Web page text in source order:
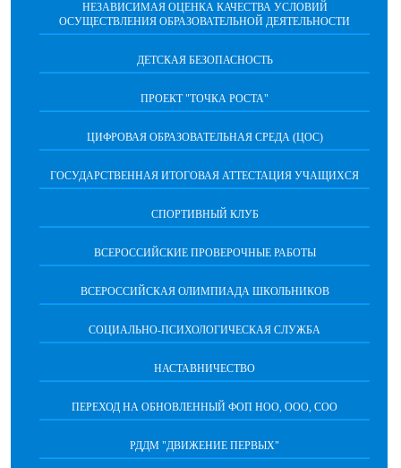
НЕЗАВИСИМАЯ ОЦЕНКА КАЧЕСТВА УСЛОВИЙ
ОСУЩЕСТВЛЕНИЯ ОБРАЗОВАТЕЛЬНОЙ ДЕЯТЕЛЬНОСТИ
ДЕТСКАЯ БЕЗОПАСНОСТЬ
ПРОЕКТ "ТОЧКА РОСТА"
ЦИФРОВАЯ ОБРАЗОВАТЕЛЬНАЯ СРЕДА (ЦОС)
ГОСУДАРСТВЕННАЯ ИТОГОВАЯ АТТЕСТАЦИЯ УЧАЩИХСЯ
СПОРТИВНЫЙ КЛУБ
ВСЕРОССИЙСКИЕ ПРОВЕРОЧНЫЕ РАБОТЫ
ВСЕРОССИЙСКАЯ ОЛИМПИАДА ШКОЛЬНИКОВ
СОЦИАЛЬНО-ПСИХОЛОГИЧЕСКАЯ СЛУЖБА
НАСТАВНИЧЕСТВО
ПЕРЕХОД НА ОБНОВЛЕННЫЙ ФОП НОО, ООО, СОО
РДДМ "ДВИЖЕНИЕ ПЕРВЫХ"